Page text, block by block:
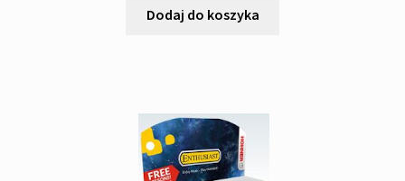
Dodaj do koszyka